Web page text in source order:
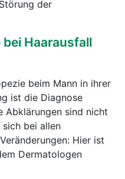
der
Haarausfall
beim Mann in ihrer
ist die Diagnose
Abklärungen sind nicht
bei allen
Hier ist
Dermatologen